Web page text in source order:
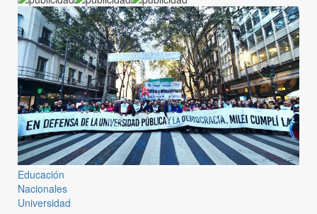
Educación
Nacionales
Universidad